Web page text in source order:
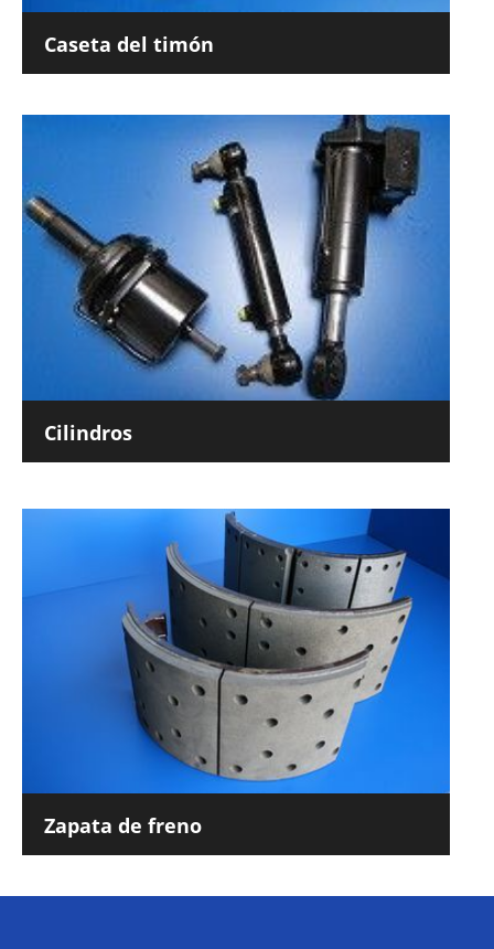
Caseta del timón
Cilindros
Zapata de freno